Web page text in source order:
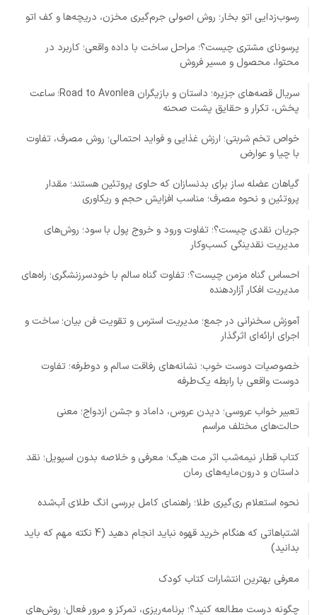
رسوب‌زدایی اتو بخار؛ روش اصولی جرم‌گیری مخزن، دریچه‌ها و کف اتو
پرسونای مشتری چیست؟؛ مراحل ساخت با داده واقعی؛ کاربرد در
محتوا، محصول و مسیر فروش
سریال قصه‌های جزیره؛ داستان و بازیگران Road to Avonlea؛ ساعت
پخش، تکرار و حقایق پشت صحنه
خواص تخم شربتی؛ ارزش غذایی و فواید احتمالی؛ روش مصرف، تفاوت
با چیا و عوارض
گیاهان عضله ساز برای بدنسازان که حاوی پروتئین هستند؛ مقدار
پروتئین و نحوه مصرف؛ مناسب افزایش حجم و ریکاوری
جریان نقدی چیست؟؛ تفاوت ورود و خروج پول با سود؛ روش‌های
مدیریت نقدینگی کسب‌وکار
احساس گناه مزمن چیست؟؛ تفاوت گناه سالم با خودسرزنشگری؛ راه‌های
مدیریت افکار آزاردهنده
آموزش سخنرانی در جمع؛ مدیریت استرس و تقویت فن بیان؛ ساخت و
اجرای ارائه‌ای اثرگذار
خصوصیات دوست خوب؛ نشانه‌های رفاقت سالم و دوطرفه؛ تفاوت
دوست واقعی با رابطه یک‌طرفه
تعبیر خواب عروسی؛ دیدن عروس، داماد و جشن ازدواج؛ معنی
حالت‌های مختلف مراسم
کتاب قطار نیمه‌شب اثر مت هیگ؛ معرفی و خلاصه بدون اسپویل؛ نقد
داستان و درون‌مایه‌های رمان
نحوه استعلام ری‌گیری طلا؛ راهنمای کامل بررسی انگ طلای آب‌شده
اشتباهاتی که هنگام خرید قهوه نباید انجام دهید (4 نکته مهم که باید
بدانید)
معرفی بهترین انتشارات کتاب کودک
چگونه درست مطالعه کنید؟؛ برنامه‌ریزی، تمرکز و مرور فعال؛ روش‌های